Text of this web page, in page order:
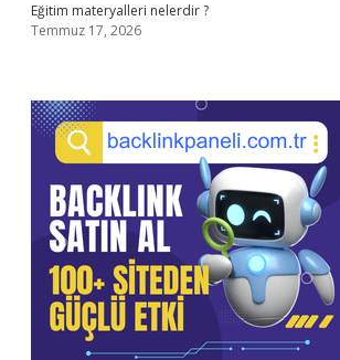
Eğitim materyalleri nelerdir ?
Temmuz 17, 2026